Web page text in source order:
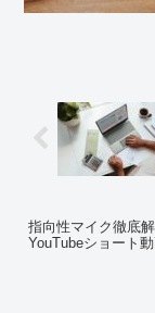
指向性マイク徹底
YouTubeショート